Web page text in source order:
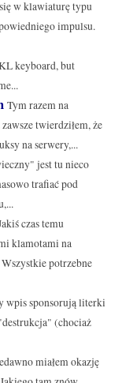
w klawiaturę typu
impulsu.
keyboard, but
Tym razem na
twierdziłem, że
na serwery,...
jest tu nieco
trafiać pod
czas temu
klamotami na
potrzebne
wpis sponsorują literki
(chociaż
miałem okazję